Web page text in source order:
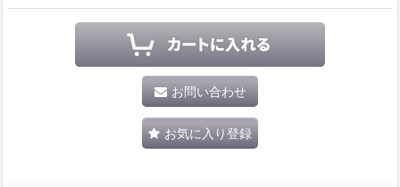
お問い合わせ
お気に入り登録